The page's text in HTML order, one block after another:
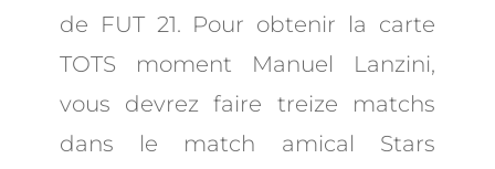
de FUT 21. Pour obtenir la carte
TOTS moment Manuel Lanzini,
vous devrez faire treize matchs
dans le match amical Stars